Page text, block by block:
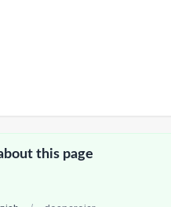
this page